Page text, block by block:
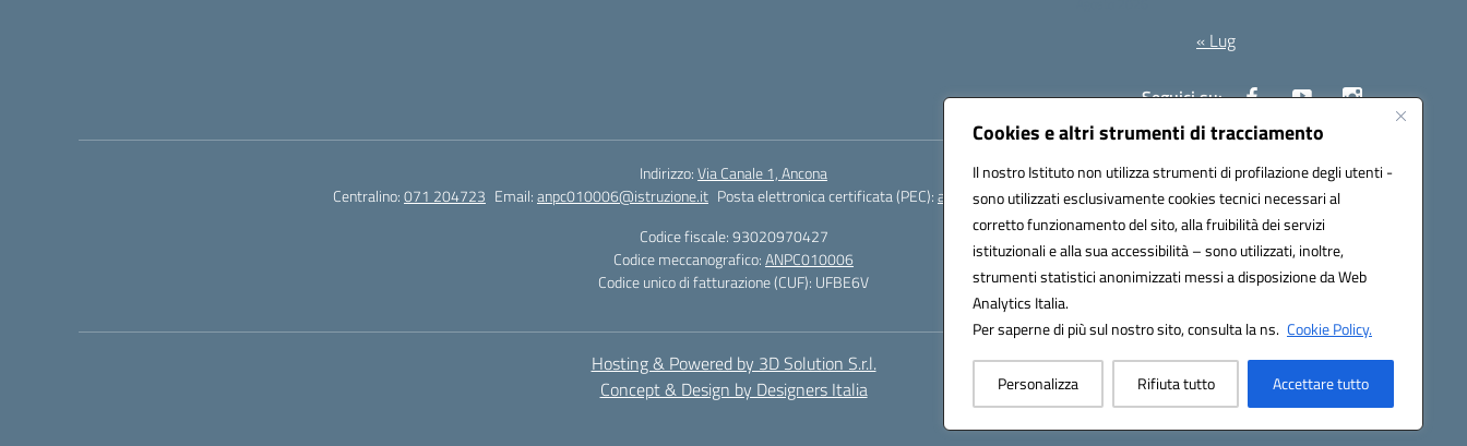
Cookies e altri strumenti di tracciamento
Il nostro Istituto non utilizza strumenti di profilazione degli utenti -
sono utilizzati esclusivamente cookies tecnici necessari al
corretto funzionamento del sito, alla fruibilità dei servizi
istituzionali e alla sua accessibilità – sono utilizzati, inoltre,
strumenti statistici anonimizzati messi a disposizione da Web
Analytics Italia.
Per saperne di più sul nostro sito, consulta la ns. Cookie Policy.
Personalizza Rifiuta tutto Accettare tutto
« Lug
Seguici su:
Indirizzo:Via Canale 1, Ancona
Centralino:071 204723 Email:anpc010006@istruzione.it Posta elettronica certificata (PEC):anpc010006@pec.istruzione.it
Codice fiscale: 93020970427
Codice meccanografico:ANPC010006
Codice unico di fatturazione (CUF): UFBE6V
Hosting & Powered by 3D Solution S.r.l.
Concept & Design by Designers Italia